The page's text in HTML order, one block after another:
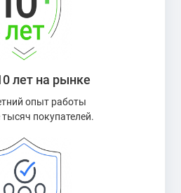
лет на рынке
опыт работы
тысяч покупателей.